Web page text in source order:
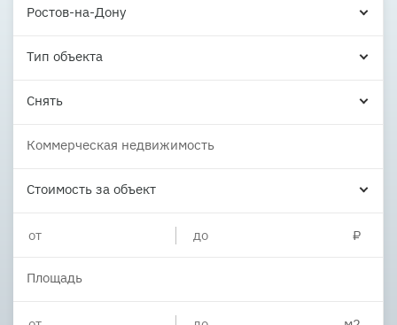
Ростов-на-Дону
Тип объекта
Снять
Коммерческая недвижимость
Стоимость за объект
Площадь